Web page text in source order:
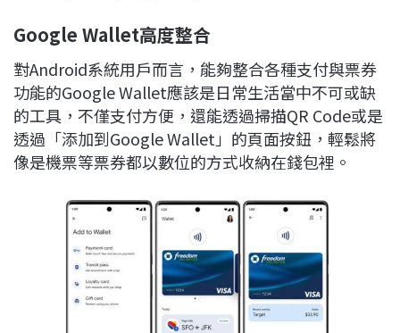
Google Wallet高度整合
對Android系統用戶而言，能夠整合各種支付與票券
功能的Google Wallet應該是日常生活當中不可或缺
的工具，不僅支付方便，還能透過掃描QR Code或是
透過「添加到Google Wallet」的頁面按鈕，輕鬆將
像是機票等票券都以數位的方式收納在錢包裡。